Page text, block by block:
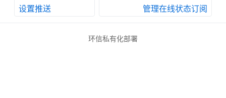
设置推送 管理在线状态订阅
环信私有化部署